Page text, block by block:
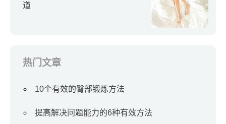
道
热门文章
10个有效的臀部锻炼方法
提高解决问题能力的6种有效方法